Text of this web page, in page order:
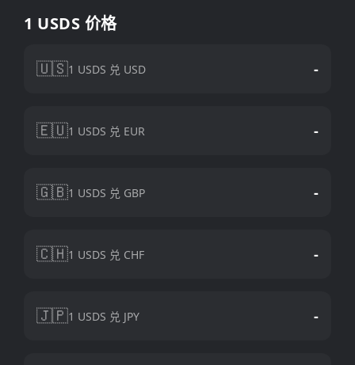
1 USDS 价格
🇺🇸1 USDS 兑 USD -
🇪🇺1 USDS 兑 EUR -
🇬🇧1 USDS 兑 GBP -
🇨🇭1 USDS 兑 CHF -
🇯🇵1 USDS 兑 JPY -